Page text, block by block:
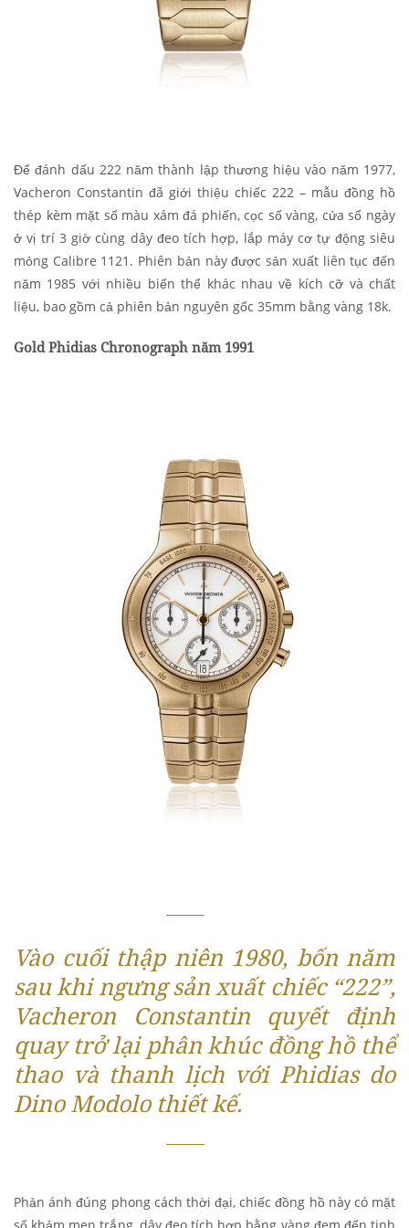
Để đánh dấu 222 năm thành lập thương hiệu vào năm 1977,
Vacheron Constantin đã giới thiệu chiếc 222 – mẫu đồng hồ
thép kèm mặt số màu xám đá phiến, cọc số vàng, cửa sổ ngày
ở vị trí 3 giờ cùng dây đeo tích hợp, lắp máy cơ tự động siêu
mỏng Calibre 1121. Phiên bản này được sản xuất liên tục đến
năm 1985 với nhiều biến thể khác nhau về kích cỡ và chất
liệu, bao gồm cả phiên bản nguyên gốc 35mm bằng vàng 18k.
Gold Phidias Chronograph năm 1991
Vào cuối thập niên 1980, bốn năm
sau khi ngưng sản xuất chiếc “222”,
Vacheron Constantin quyết định
quay trở lại phân khúc đồng hồ thể
thao và thanh lịch với Phidias do
Dino Modolo thiết kế.
Phản ánh đúng phong cách thời đại, chiếc đồng hồ này có mặt